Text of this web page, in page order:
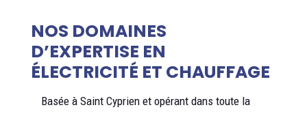
NOS DOMAINES
D’EXPERTISE EN
ÉLECTRICITÉ ET CHAUFFAGE
Basée à Saint Cyprien et opérant dans toute la